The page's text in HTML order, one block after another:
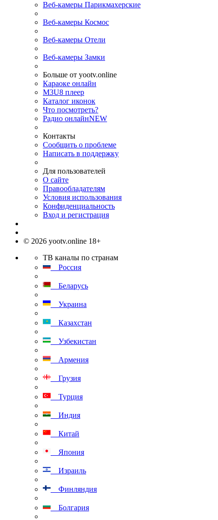
Веб-камеры Парикмахерские
Веб-камеры Космос
Веб-камеры Отели
Веб-камеры Замки
Больше от yootv.online
Караоке онлайн
M3U8 плеер
Каталог иконок
Что посмотреть?
Радио онлайнNEW
Контакты
Сообщить о проблеме
Написать в поддержку
Для пользователей
О сайте
Правообладателям
Условия использования
Конфиденциальность
Вход и регистрация
© 2026 yootv.online 18+
ТВ каналы по странам
Россия
Беларусь
Украина
Казахстан
Узбекистан
Армения
Грузия
Турция
Индия
Китай
Япония
Израиль
Финляндия
Болгария